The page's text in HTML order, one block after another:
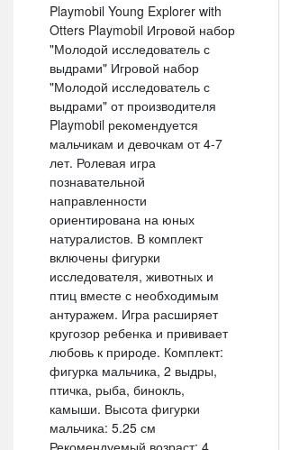
Playmobil Young Explorer with
Otters Playmobil Игровой набор
"Молодой исследователь с
выдрами" Игровой набор
"Молодой исследователь с
выдрами" от производителя
Playmobil рекомендуется
мальчикам и девочкам от 4-7
лет. Ролевая игра
познавательной
направленности
ориентирована на юных
натуралистов. В комплект
включены фигурки
исследователя, животных и
птиц вместе с необходимым
антуражем. Игра расширяет
кругозор ребенка и прививает
любовь к природе. Комплект:
фигурка мальчика, 2 выдры,
птичка, рыба, бинокль,
камыши. Высота фигурки
мальчика: 5.25 см
Рекомендуемый возраст: 4